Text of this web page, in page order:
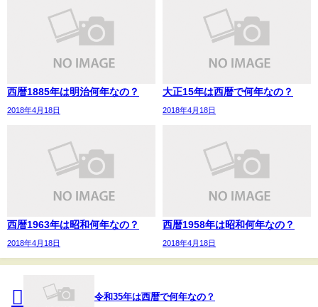
西暦1885年は明治何年なの？
2018年4月18日
大正15年は西暦で何年なの？
2018年4月18日
西暦1963年は昭和何年なの？
2018年4月18日
西暦1958年は昭和何年なの？
2018年4月18日
令和35年は西暦で何年なの？